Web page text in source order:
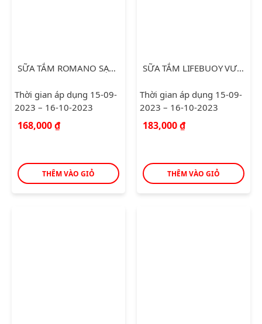
SỮA TẮM ROMANO SẠCH KHUẨN CLASSIC 650G
Thời gian áp dụng 15-09-
2023 – 16-10-2023
168,000₫
THÊM VÀO GIỎ
SỮA TẮM LIFEBUOY VƯỢT TRỘI 10 1.1KG
Thời gian áp dụng 15-09-
2023 – 16-10-2023
183,000₫
THÊM VÀO GIỎ